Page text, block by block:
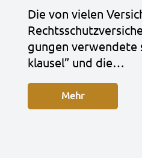
Die von vie­len
gun­gen
klau­sel” und die…
Mehr